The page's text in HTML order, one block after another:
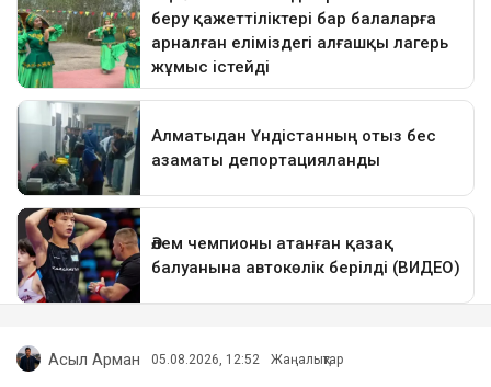
Асыл Арман 05.08.2026, 12:52 Жаңалықтар